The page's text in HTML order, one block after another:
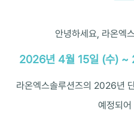
안녕하세요, 라온엑
2026년 4월 15일 (수) ~
라온엑스솔루션즈의 2026년
예정되어